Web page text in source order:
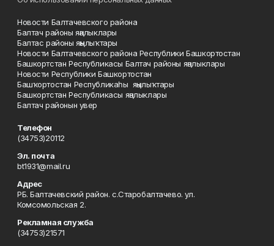
Новости Балтачевского района
Балтач районы яңалыклары
Балтас районы яңылыҡтары
Новости Балтачевского района Республики Башкортостан
Башкортстан Республикасы Балтач районы яңалыклары
Новости Республики Башкортостан
Башҡортостан Республикаһы яңылыҡтары
Башкортстан Республикасы яңалыклары
Балтач районын увер
Телефон
(34753)20112
Эл. почта
bt1931@mail.ru
Адрес
РБ. Балтачевский район. с.Старобалтачево. ул.
Комсомольская 2.
Рекламная служба
(34753)21571